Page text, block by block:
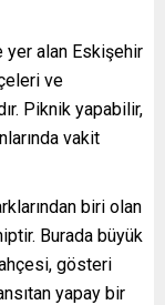
yer alan Eskişehir
ve
Piknik yapabilir,
vakit
biri olan
Burada büyük
gösteri
yapay bir